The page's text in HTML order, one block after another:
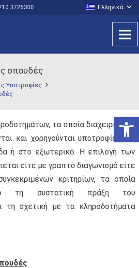
3726300 Ελληνικά
σπουδές
Υποτροφίες
τα οποία διαχειρίζεται
και χορηγούνται υποτροφίες για
ή στο εξωτερικό. Η επιλογή των
είτε με γραπτό διαγωνισμό είτε
κριτηρίων, τα οποία
τη συστατική πράξη του
τη σχετική με τα κληροδοτήματα